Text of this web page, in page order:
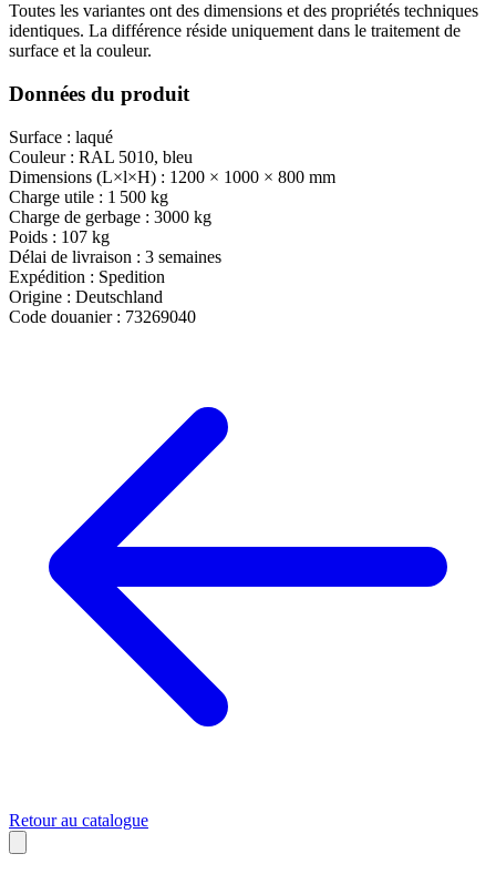
Toutes les variantes ont des dimensions et des propriétés techniques
identiques. La différence réside uniquement dans le traitement de
surface et la couleur.
Données du produit
Surface : laqué
Couleur : RAL 5010, bleu
Dimensions (L×l×H) : 1200 × 1000 × 800 mm
Charge utile : 1 500 kg
Charge de gerbage : 3000 kg
Poids : 107 kg
Délai de livraison : 3 semaines
Expédition : Spedition
Origine : Deutschland
Code douanier : 73269040
Retour au catalogue